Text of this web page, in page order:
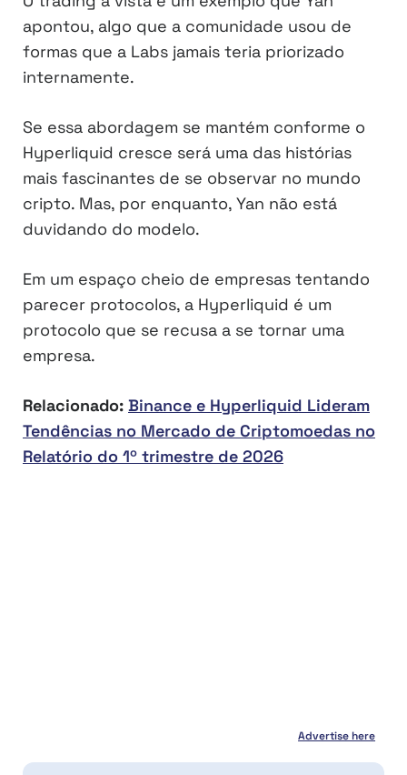
apontou, algo que a comunidade usou de
formas que a Labs jamais teria priorizado
internamente.
Se essa abordagem se mantém conforme o
Hyperliquid cresce será uma das histórias
mais fascinantes de se observar no mundo
cripto. Mas, por enquanto, Yan não está
duvidando do modelo.
Em um espaço cheio de empresas tentando
parecer protocolos, a Hyperliquid é um
protocolo que se recusa a se tornar uma
empresa.
Relacionado: Binance e Hyperliquid Lideram
Tendências no Mercado de Criptomoedas no
Relatório do 1º trimestre de 2026
Advertise here